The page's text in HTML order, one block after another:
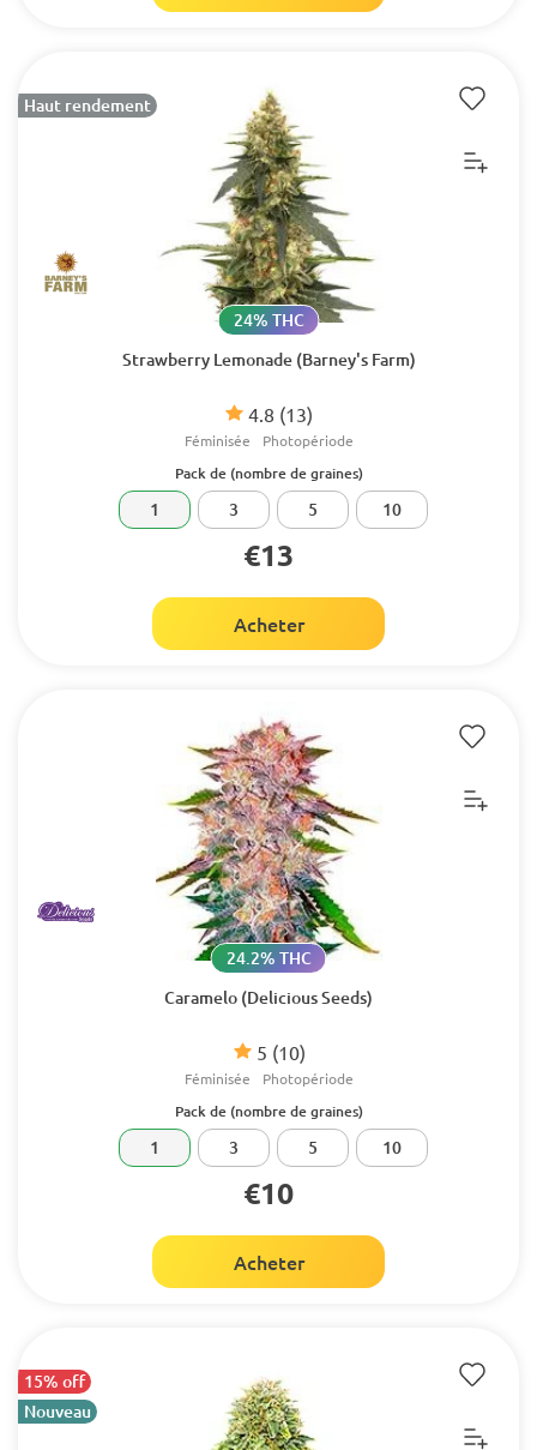
Haut rendement
Strawberry Lemonade (Barney's Farm)
4.8 (13)
24% THC
Féminisée Photopériode
Pack de (nombre de graines)
1 3 5 10
€13
Acheter
Caramelo (Delicious Seeds)
5 (10)
24.2% THC
Féminisée Photopériode
Pack de (nombre de graines)
1 3 5 10
€10
Acheter
15% off
Nouveau